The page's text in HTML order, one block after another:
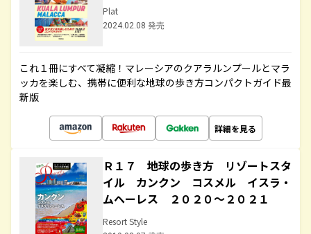
Plat
2024.02.08 発売
これ１冊にすべて凝縮！マレーシアのクアラルンプールとマラ
ッカを楽しむ、携帯に便利な地球の歩き方コンパクトガイド最
新版
詳細を見る
Ｒ１７ 地球の歩き方 リゾートスタ
イル カンクン コスメル イスラ・
ムヘーレス ２０２０～２０２１
Resort Style